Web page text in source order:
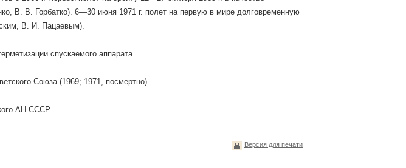
В. В. Горбатко). 6—30 июня 1971 г. полет на первую в мире долговременную
В. И. Пацаевым).
спускаемого аппарата.
Союза (1969; 1971, посмертно).
АН СССР.
Версия для печати